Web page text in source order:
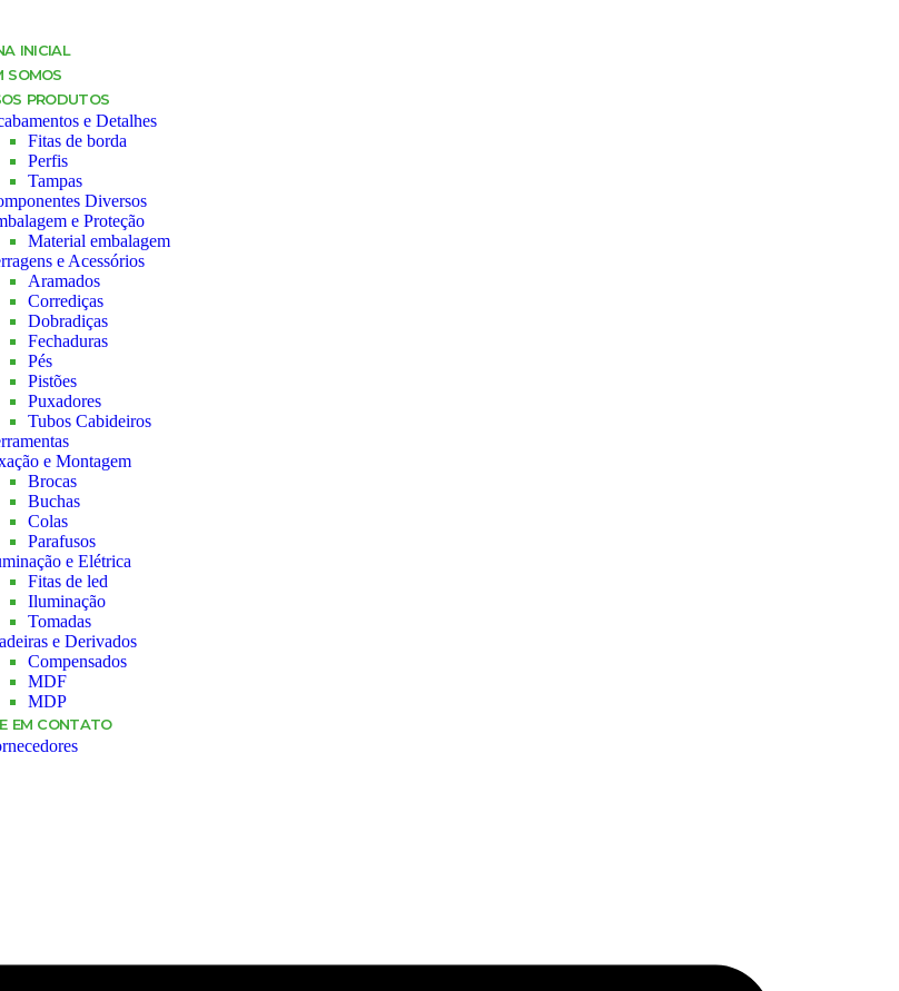
INICIAL
SOMOS
PRODUTOS
e Detalhes
Fitas de borda
Perfis
Tampas
Diversos
e Proteção
Material embalagem
e Acessórios
Aramados
Corrediças
Dobradiças
Fechaduras
Pés
Pistões
Puxadores
Tubos Cabideiros
e Montagem
Brocas
Buchas
Colas
Parafusos
e Elétrica
Fitas de led
Iluminação
Tomadas
e Derivados
Compensados
MDF
MDP
EM CONTATO